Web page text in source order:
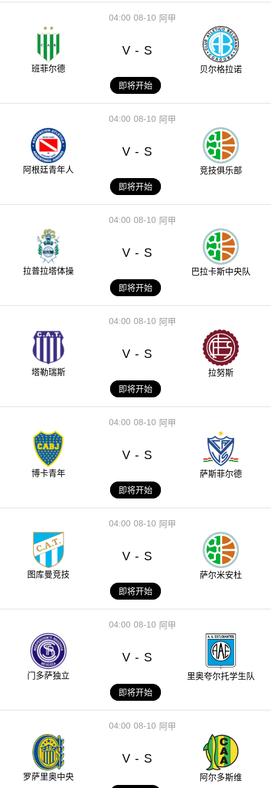
08-10
04:00 阿甲
班菲尔德
V - S
贝尔格拉诺
即将开始
08-10
04:00 阿甲
阿根廷青年人
V - S
竞技俱乐部
即将开始
08-10
04:00 阿甲
拉普拉塔体操
V - S
巴拉卡斯中央队
即将开始
08-10
04:00 阿甲
塔勒瑞斯
V - S
拉努斯
即将开始
08-10
04:00 阿甲
博卡青年
V - S
萨斯菲尔德
即将开始
08-10
04:00 阿甲
图库曼竞技
V - S
萨尔米安杜
即将开始
08-10
04:00 阿甲
门多萨独立
V - S
里奥夸尔托学生队
即将开始
08-10
04:00 阿甲
罗萨里奥中央
V - S
阿尔多斯维